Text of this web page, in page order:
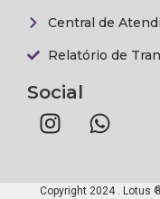
Central de
Relatório de
Social
Copyright 2024 . Lotus